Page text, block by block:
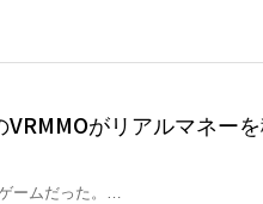
がリアルマネー
女はネカマな件
ムだった。